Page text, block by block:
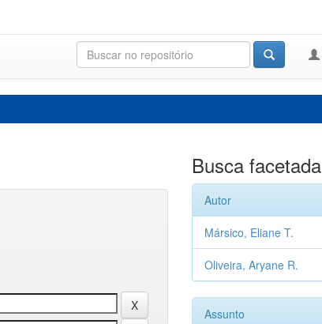
Busca facetada
Autor
Mársico, Eliane T.
Oliveira, Aryane R.
Assunto